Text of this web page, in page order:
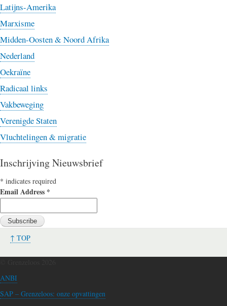
Latijns-Amerika
Marxisme
Midden-Oosten & Noord Afrika
Nederland
Oekraïne
Radicaal links
Vakbeweging
Verenigde Staten
Vluchtelingen & migratie
Inschrijving Nieuwsbrief
* indicates required
Email Address *
↑ TOP
ANBI
SAP – Grenzeloos: onze opvattingen